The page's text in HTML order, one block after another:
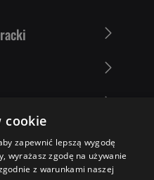
cookie
zapewnić lepszą wygodę
wyrażasz zgodę na używanie
z warunkami naszej